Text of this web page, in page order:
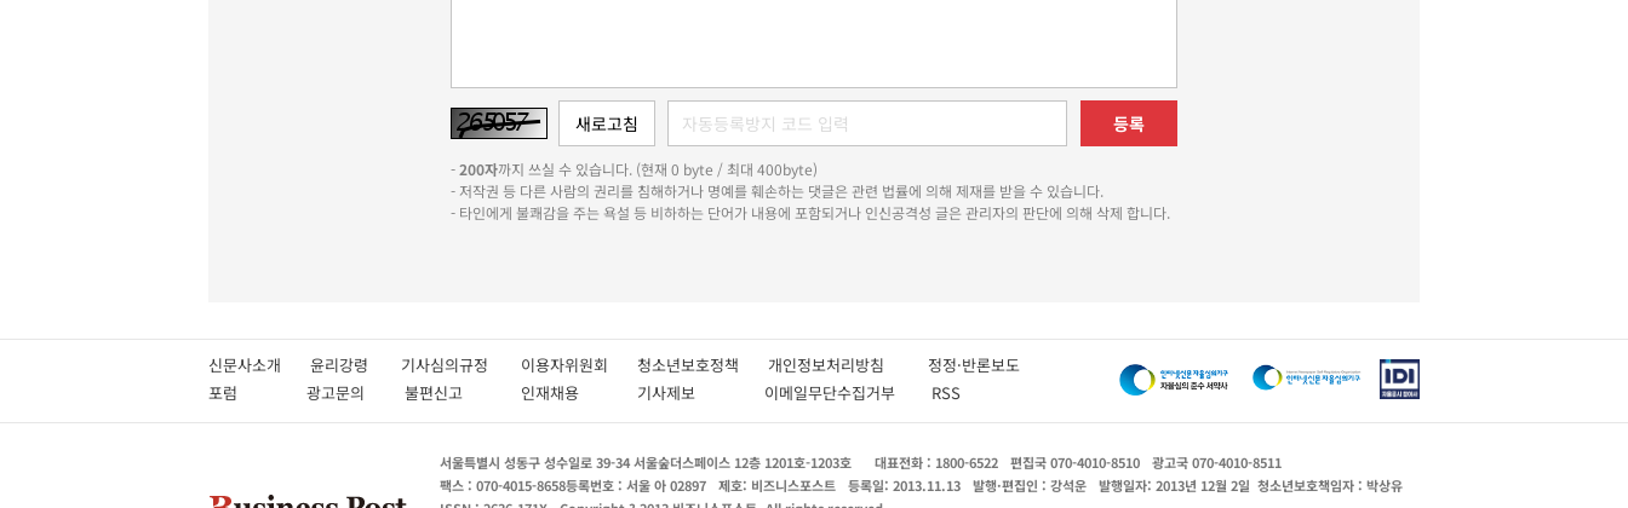
등록
-200자까지 쓰실 수 있습니다. (현재 0 byte / 최대 400byte)
- 저작권 등 다른 사람의 권리를 침해하거나 명예를 훼손하는 댓글은 관련 법률에 의해 제재를 받을 수 있습니다.
- 타인에게 불쾌감을 주는 욕설 등 비하하는 단어가 내용에 포함되거나 인신공격성 글은 관리자의 판단에 의해 삭제 합니다.
신문사소개 윤리강령 기사심의규정 이용자위원회 청소년보호정책 개인정보처리방침 정정·반론보도
포럼
광고문의 불편신고 인재채용 기사제보 이메일무단수집거부 RSS
서울특별시 성동구 성수일로 39-34 서울숲더스페이스 12층 1201호-1203호 대표전화 : 1800-6522 편집국 070-4010-8510
광고국 070-4010-8511
팩스 : 070-4015-8658등록번호 : 서울 아 02897 제호: 비즈니스포스트 등록일: 2013.11.13 발행·편집인 : 강석운 발행일자: 2013년 12월 2일 청소년보호책임자 : 박상유